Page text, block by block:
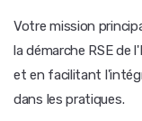
Votre mission
la démarche RSE de
et en facilitant
dans les pratiques.